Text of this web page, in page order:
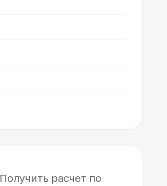
Получить расчет по